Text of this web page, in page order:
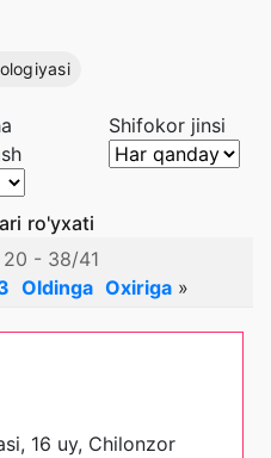
Shifokor jinsi
ro'yxati
- 38/41
Oldinga Oxiriga »
16 uy, Chilonzor